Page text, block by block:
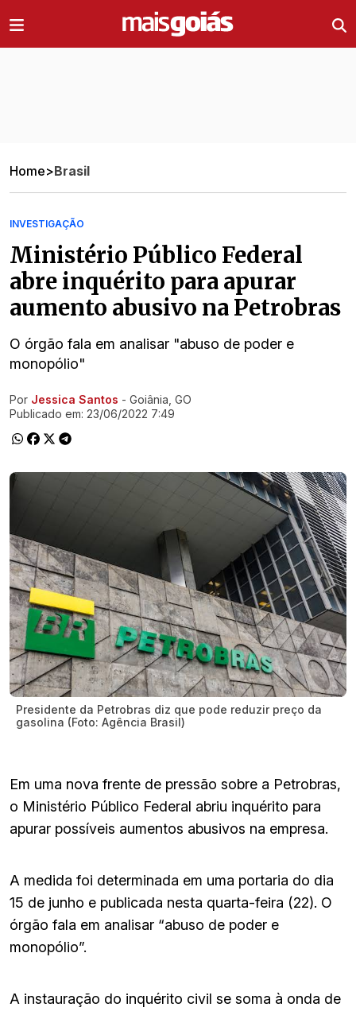
Home>Brasil
INVESTIGAÇÃO
Ministério Público Federal
abre inquérito para apurar
aumento abusivo na Petrobras
O órgão fala em analisar "abuso de poder e
monopólio"
Ir direto pra matéria
Por Jessica Santos - Goiânia, GO
Publicado em: 23/06/2022 7:49
Presidente da Petrobras diz que pode reduzir preço da
gasolina (Foto: Agência Brasil)
Em uma nova frente de pressão sobre a Petrobras,
o Ministério Público Federal abriu inquérito para
apurar possíveis aumentos abusivos na empresa.
A medida foi determinada em uma portaria do dia
15 de junho e publicada nesta quarta-feira (22). O
órgão fala em analisar “abuso de poder e
monopólio”.
A instauração do inquérito civil se soma à onda de